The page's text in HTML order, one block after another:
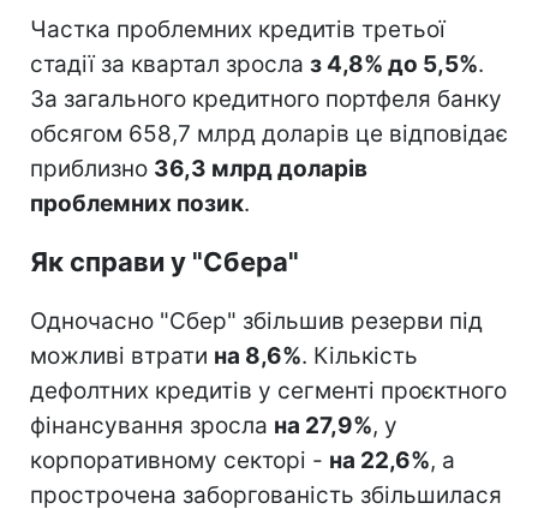
Частка проблемних кредитів третьої
стадії за квартал зросла з 4,8% до 5,5%.
За загального кредитного портфеля банку
обсягом 658,7 млрд доларів це відповідає
приблизно 36,3 млрд доларів
проблемних позик.
Як справи у "Сбера"
Одночасно "Сбер" збільшив резерви під
можливі втрати на 8,6%. Кількість
дефолтних кредитів у сегменті проєктного
фінансування зросла на 27,9%, у
корпоративному секторі - на 22,6%, а
прострочена заборгованість збільшилася